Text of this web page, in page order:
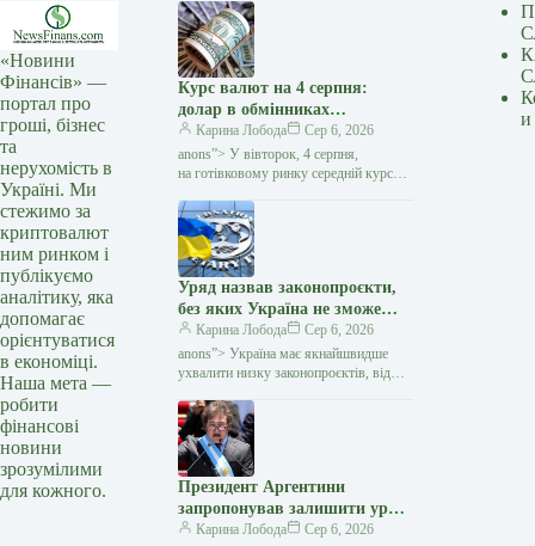
«Новини
Фінансів» —
портал про
гроші, бізнес
та
нерухомість в
Україні. Ми
стежимо за
криптовалют
ним ринком і
публікуємо
аналітику, яка
допомагає
орієнтуватися
в економіці.
Наша мета —
робити
фінансові
новини
зрозумілими
для кожного.
Курс валют на 4 серпня:
долар в обмінниках
подешевшав на 10 копійок —
Мінфін
Карина Лобода
Сер 6, 2026
anons”> У вівторок, 4 серпня,
на готівковому ринку середній курс
у покупці та виріс на 7 копійок
у продажу. Євро подорожчало…
Уряд назвав законопроєкти,
без яких Україна не зможе
просунутися до членства в ЄС
— Мінфін
Карина Лобода
Сер 6, 2026
anons”> Україна має якнайшвидше
ухвалити низку законопроєктів, від
на шляху до членства в
Європейському Союзі. Про це
повідомила
Президент Аргентини
запропонував залишити уряд
без зарплати через дефіцит
Карина Лобода
Сер 6, 2026
и